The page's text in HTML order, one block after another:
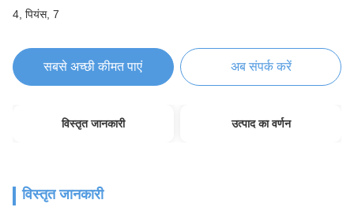
4, पियंस, 7
सबसे अच्छी कीमत पाएं अब संपर्क करें
विस्तृत जानकारी उत्पाद का वर्णन
विस्तृत जानकारी